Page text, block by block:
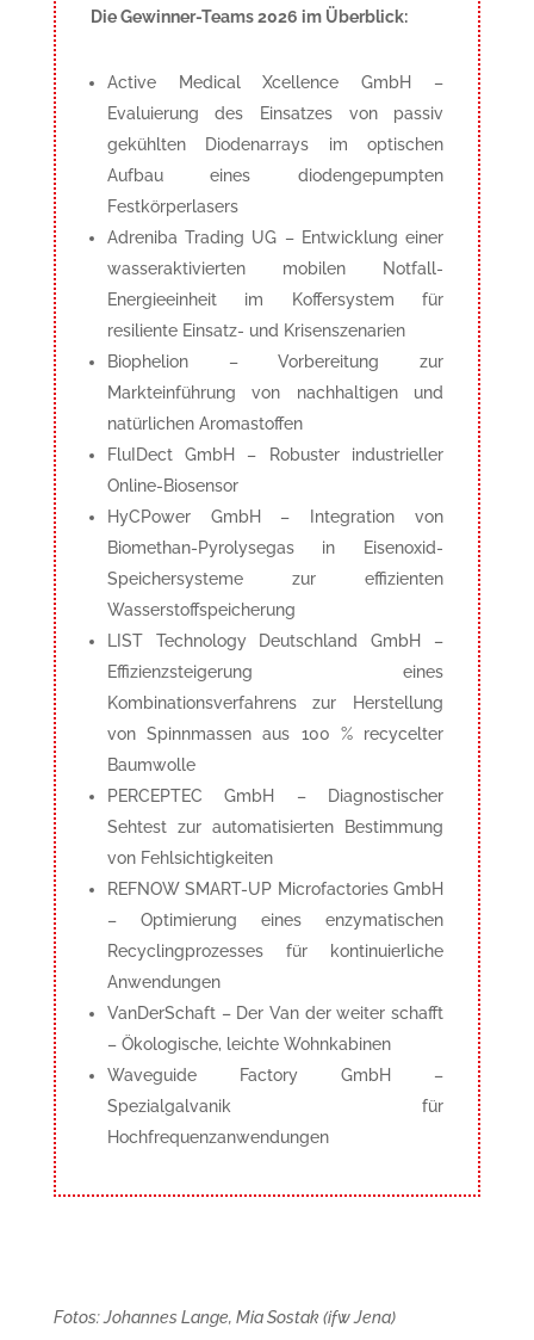
Die Gewinner-Teams 2026 im Überblick:
Active Medical Xcellence GmbH –
Evaluierung des Einsatzes von passiv
gekühlten Diodenarrays im optischen
Aufbau eines diodengepumpten
Festkörperlasers
Adreniba Trading UG – Entwicklung einer
wasseraktivierten mobilen Notfall-
Energieeinheit im Koffersystem für
resiliente Einsatz- und Krisenszenarien
Biophelion – Vorbereitung zur
Markteinführung von nachhaltigen und
natürlichen Aromastoffen
FluIDect GmbH – Robuster industrieller
Online-Biosensor
HyCPower GmbH – Integration von
Biomethan-Pyrolysegas in Eisenoxid-
Speichersysteme zur effizienten
Wasserstoffspeicherung
LIST Technology Deutschland GmbH –
Effizienzsteigerung eines
Kombinationsverfahrens zur Herstellung
von Spinnmassen aus 100 % recycelter
Baumwolle
PERCEPTEC GmbH – Diagnostischer
Sehtest zur automatisierten Bestimmung
von Fehlsichtigkeiten
REFNOW SMART-UP Microfactories GmbH
– Optimierung eines enzymatischen
Recyclingprozesses für kontinuierliche
Anwendungen
VanDerSchaft – Der Van der weiter schafft
– Ökologische, leichte Wohnkabinen
Waveguide Factory GmbH –
Spezialgalvanik für
Hochfrequenzanwendungen
Fotos: Johannes Lange, Mia Sostak (ifw Jena)